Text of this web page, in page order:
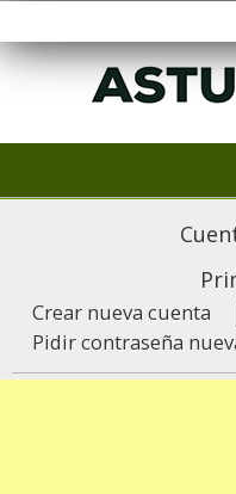
Crear nueva cuenta
Pidir contraseña